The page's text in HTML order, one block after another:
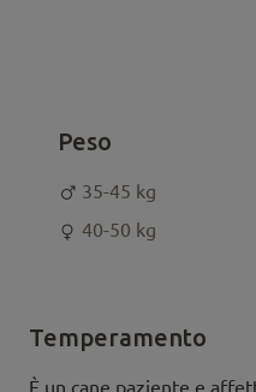
Peso
35-45 kg
40-50 kg
Temperamento
È un cane paziente e